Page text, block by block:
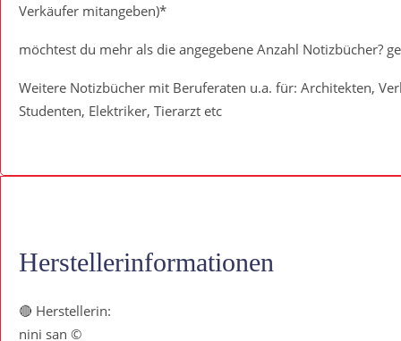
Verkäufer mitangeben)*
möchtest du mehr als die angegebene Anzahl Notizbücher?
Weitere Notizbücher mit Beruferaten u.a. für: Architekten,
Studenten, Elektriker, Tierarzt etc
Herstellerinformationen
🔴 Herstellerin:
nini san ©